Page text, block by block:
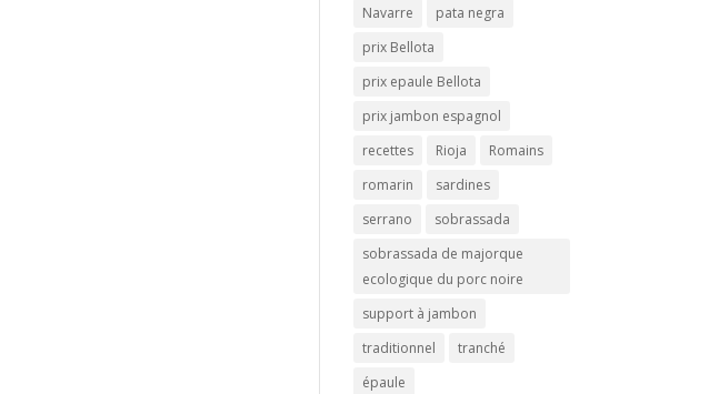
Navarre
pata negra
prix Bellota
prix epaule Bellota
prix jambon espagnol
recettes
Rioja
Romains
romarin
sardines
serrano
sobrassada
sobrassada de majorque
ecologique du porc noire
support à jambon
traditionnel
tranché
épaule